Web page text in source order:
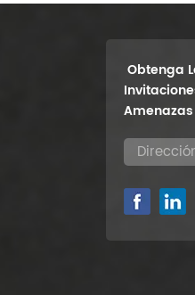
Obtenga
Amenazas